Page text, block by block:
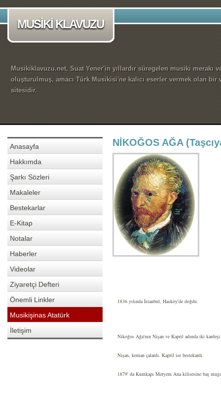
MUSİKİ KLAVUZU
Musikiklavuzu.net, Suat Yener'in yıllardır süregelen musiki merakı
oluşturulmuş, amacı Türk Musikisi'ne kalıcı eserler vermek olan bir
sitesidir.
Anasayfa
Hakkımda
Şarkı Sözleri
Makaleler
Bestekarlar
E-Kitap
Notalar
Haberler
Videolar
Ziyaretçi Defteri
Önemli Linkler
Musikişinas Atatürk
İletişim
NİKOĞOS AĞA
1836 yılında İstanbul, Hasköy'de doğdu.
Nikoğos Ağa'nın Nişan ve Kapril adında iki kardeşi
Nişan, keman çalardı. Kapril ise bestekardı.
1879' da Kumkapı Meryem Ana kilisesine baş